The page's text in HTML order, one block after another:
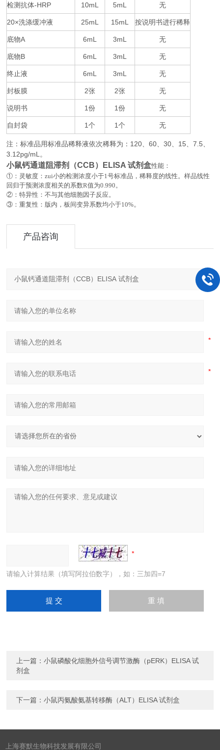
检测抗体-HRP 10mL 5mL 无
20×洗涤缓冲液 25mL 15mL 按说明书进行稀释
底物A 6mL 3mL 无
底物B 6mL 3mL 无
终止液 6mL 3mL 无
封板膜 2张 2张 无
说明书 1份 1份 无
自封袋 1个 1个 无
注：标准品用标准品稀释液依次稀释为： 120、60、30、 15、7.5、
3.12pg/mL。
小鼠钙通道阻滞剂（CCB）ELISA 试剂盒性能：
①：灵敏度：zui小的检测浓度小于1号标准品，稀释度的线性。样品线性
回归于预测浓度相关的系数R值为0.990。
②：特异性：不与其他细胞因子反应。
③：重复性：版内，板间变异系数均小于10%。
产品咨询
请输入计算结果（填写阿拉伯数字），如：三加四=7
上一篇：小鼠磷酸化细胞外信号调节激酶（pERK）ELISA 试
剂盒
下一篇：小鼠丙氨酸氨基转移酶（ALT）ELISA 试剂盒
上海赛默生物科技发展有限公司